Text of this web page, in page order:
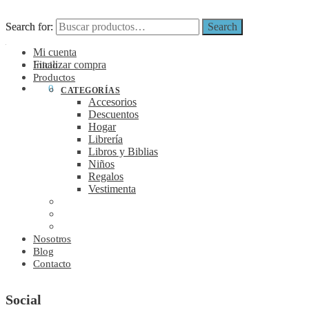
Search for: Search
Mi cuenta
Finalizar compra
0
Search for: Search
Inicio
Productos
CATEGORÍAS
Accesorios
Descuentos
Hogar
Librería
Libros y Biblias
Niños
Regalos
Vestimenta
Nosotros
Blog
Contacto
Social